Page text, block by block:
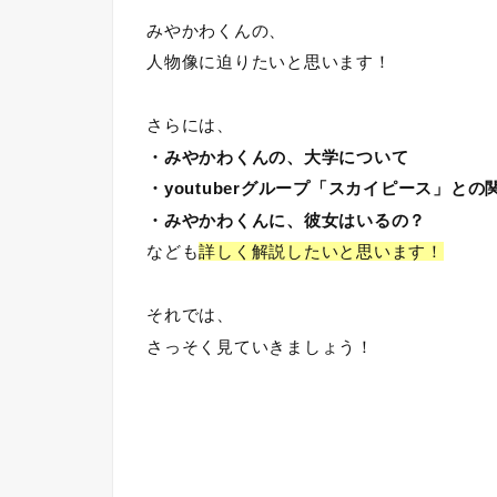
みやかわくんの、
人物像に迫りたいと思います！
さらには、
・みやかわくんの、大学について
・youtuberグループ「スカイピース」との
・みやかわくんに、彼女はいるの？
なども詳しく解説したいと思います！
それでは、
さっそく見ていきましょう！